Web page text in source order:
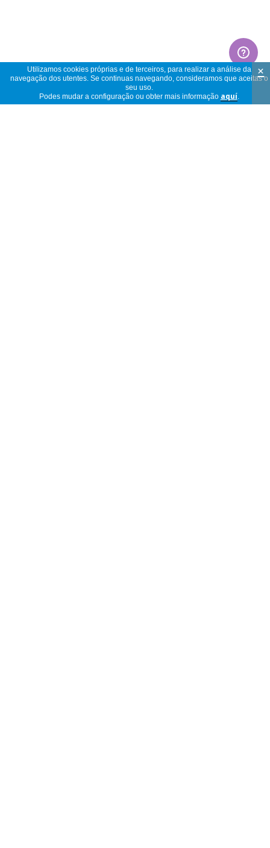
Utilizamos cookies próprias e de terceiros, para realizar a análise da
navegação dos utentes. Se continuas navegando, consideramos que aceitas o
seu uso.
Podes mudar a configuração ou obter mais informação aquí.
×